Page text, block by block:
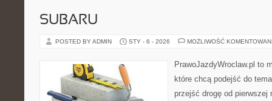
SUBARU
POSTED BY ADMIN STY - 6 - 2026 MOŻLIWOŚĆ
PrawoJazdyWroclaw.pl to
które chcą podejść do
przejść drogę od pierwszej